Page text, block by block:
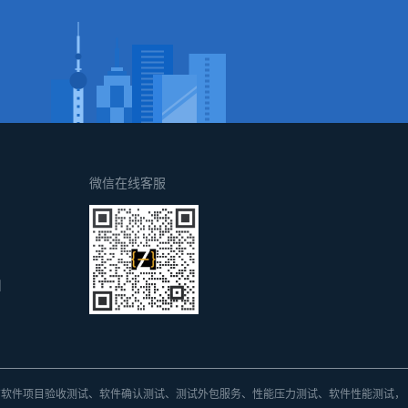
微信在线客服
软件项目验收测试、软件确认测试、测试外包服务、 性能压力测试、软件性能测试，